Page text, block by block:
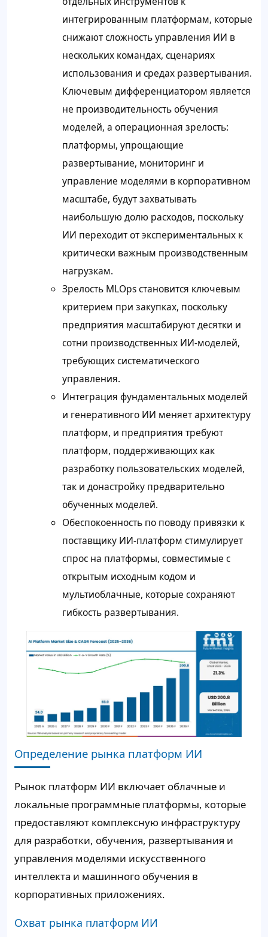
интегрированным платформам, которые
снижают сложность управления ИИ в
нескольких командах, сценариях
использования и средах развертывания.
Ключевым дифференциатором является
не производительность обучения
моделей, а операционная зрелость:
платформы, упрощающие
развертывание, мониторинг и
управление моделями в корпоративном
масштабе, будут захватывать
наибольшую долю расходов, поскольку
ИИ переходит от экспериментальных к
критически важным производственным
нагрузкам.
Зрелость MLOps становится ключевым
критерием при закупках, поскольку
предприятия масштабируют десятки и
сотни производственных ИИ-моделей,
требующих систематического
управления.
Интеграция фундаментальных моделей
и генеративного ИИ меняет архитектуру
платформ, и предприятия требуют
платформ, поддерживающих как
разработку пользовательских моделей,
так и донастройку предварительно
обученных моделей.
Обеспокоенность по поводу привязки к
поставщику ИИ-платформ стимулирует
спрос на платформы, совместимые с
открытым исходным кодом и
мультиоблачные, которые сохраняют
гибкость развертывания.
Определение рынка платформ ИИ
Рынок платформ ИИ включает облачные и
локальные программные платформы, которые
предоставляют комплексную инфраструктуру
для разработки, обучения, развертывания и
управления моделями искусственного
интеллекта и машинного обучения в
корпоративных приложениях.
Охват рынка платформ ИИ